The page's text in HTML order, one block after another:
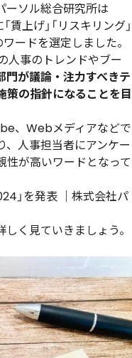
ーソル総合研究所は
上げ」「リスキリング」
ードを選定しました。
人事のトレンドやブー
門が議論・注力すべきテ
策の指針になることを目
、Webメディアなどで
、人事担当者にアンケー
性が高いワードとなって
」を発表 ｜株式会社パ
く見ていきましょう。